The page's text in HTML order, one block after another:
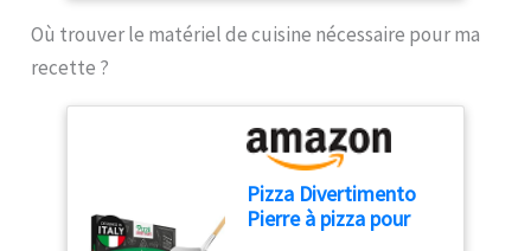
Où trouver le matériel de cuisine nécessaire pour ma
recette ?
Pizza Divertimento
Pierre à pizza pour